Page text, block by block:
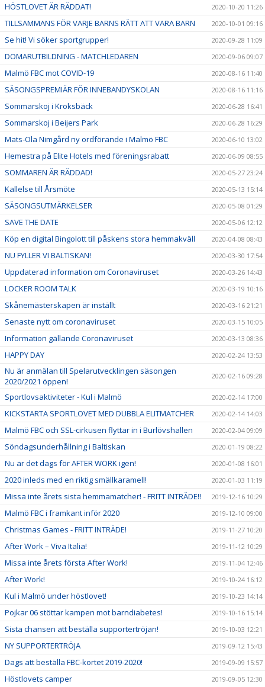
HÖSTLOVET ÄR RÄDDAT! 2020-10-20 11:26
TILLSAMMANS FÖR VARJE BARNS RÄTT ATT VARA BARN 2020-10-01 09:16
Se hit! Vi söker sportgrupper! 2020-09-28 11:09
DOMARUTBILDNING - MATCHLEDAREN 2020-09-06 09:07
Malmö FBC mot COVID-19 2020-08-16 11:40
SÄSONGSPREMIÄR FÖR INNEBANDYSKOLAN 2020-08-16 11:16
Sommarskoj i Kroksbäck 2020-06-28 16:41
Sommarskoj i Beijers Park 2020-06-28 16:29
Mats-Ola Nimgård ny ordförande i Malmö FBC 2020-06-10 13:02
Hemestra på Elite Hotels med föreningsrabatt 2020-06-09 08:55
SOMMAREN ÄR RÄDDAD! 2020-05-27 23:24
Kallelse till Årsmöte 2020-05-13 15:14
SÄSONGSUTMÄRKELSER 2020-05-08 01:29
SAVE THE DATE 2020-05-06 12:12
Köp en digital Bingolott till påskens stora hemmakväll 2020-04-08 08:43
NU FYLLER VI BALTISKAN! 2020-03-30 17:54
Uppdaterad information om Coronaviruset 2020-03-26 14:43
LOCKER ROOM TALK 2020-03-19 10:16
Skånemästerskapen är inställt 2020-03-16 21:21
Senaste nytt om coronaviruset 2020-03-15 10:05
Information gällande Coronaviruset 2020-03-13 08:36
HAPPY DAY 2020-02-24 13:53
Nu är anmälan till Spelarutvecklingen säsongen
2020/2021 öppen!
2020-02-16 09:28
Sportlovsaktiviteter - Kul i Malmö 2020-02-14 17:00
KICKSTARTA SPORTLOVET MED DUBBLA ELITMATCHER 2020-02-14 14:03
Malmö FBC och SSL-cirkusen flyttar in i Burlövshallen 2020-02-04 09:09
Söndagsunderhållning i Baltiskan 2020-01-19 08:22
Nu är det dags för AFTER WORK igen! 2020-01-08 16:01
2020 inleds med en riktig smällkaramell! 2020-01-03 11:19
Missa inte årets sista hemmamatcher! - FRITT INTRÄDE!! 2019-12-16 10:29
Malmö FBC i framkant inför 2020 2019-12-10 09:00
Christmas Games - FRITT INTRÄDE! 2019-11-27 10:20
After Work – Viva Italia! 2019-11-12 10:29
Missa inte årets första After Work! 2019-11-04 12:46
After Work! 2019-10-24 16:12
Kul i Malmö under höstlovet! 2019-10-23 14:14
Pojkar 06 stöttar kampen mot barndiabetes! 2019-10-16 15:14
Sista chansen att beställa supportertröjan! 2019-10-03 12:21
NY SUPPORTERTRÖJA 2019-09-12 15:43
Dags att beställa FBC-kortet 2019-2020! 2019-09-09 15:57
Höstlovets camper 2019-09-05 12:30